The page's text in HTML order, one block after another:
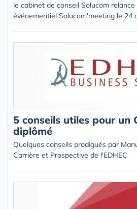
le cabinet de conseil Solucom
événementiel Solucom'meeting le 24
5 conseils utiles pour un
diplômé
Quelques conseils prodigués par
Carrière et Prospective de l'EDHEC